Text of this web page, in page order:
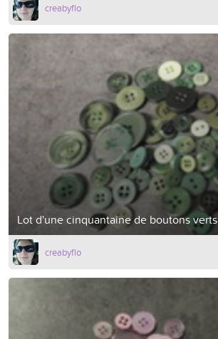
creabyflo
Lot d'une cinquantaine de boutons verts
creabyflo